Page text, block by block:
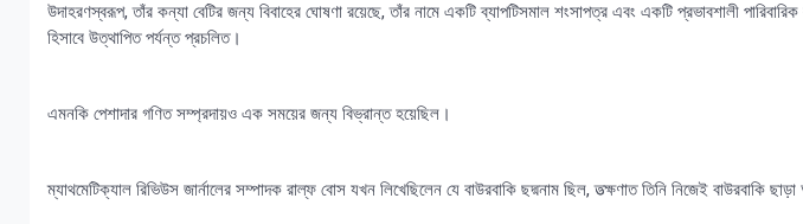
উদাহরণস্বরূপ, তাঁর কন্যা বেটির জন্য বিবাহের ঘোষণা রয়েছে, তাঁর নামে একটি ব্যাপটিসমাল শংসাপত্র এবং একটি প্রভাবশালী
হিসাবে উত্থাপিত পর্যন্ত প্রচলিত।
এমনকি পেশাদার গণিত সম্প্রদায়ও এক সময়ের জন্য বিভ্রান্ত হয়েছিল।
ম্যাথমেটিক্যাল রিভিউস জার্নালের সম্পাদক রাল্ফ বোস যখন লিখেছিলেন যে বাউরবাকি ছদ্মনাম ছিল, তত্ক্ষণাত তিনি নিজেই বাউরবাকি